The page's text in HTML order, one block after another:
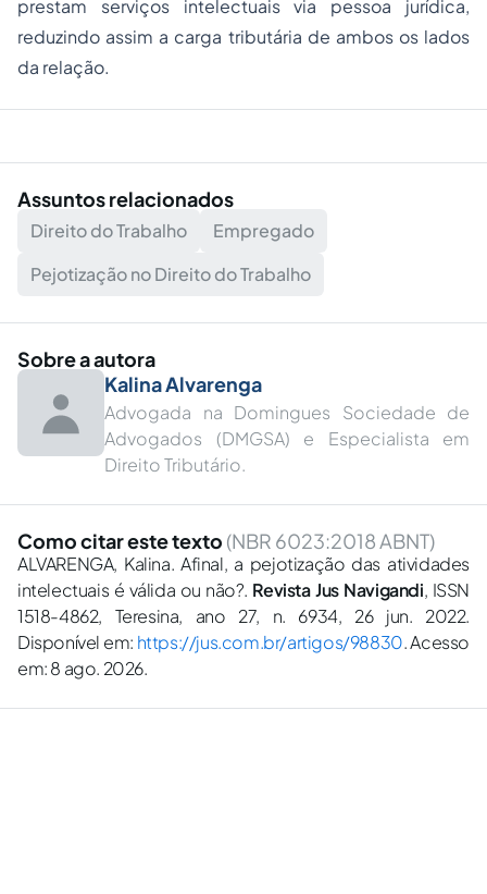
prestam serviços intelectuais via pessoa jurídica,
reduzindo assim a carga tributária de ambos os lados
da relação.
Assuntos relacionados
Direito do Trabalho
Empregado
Pejotização no Direito do Trabalho
Sobre a autora
Kalina Alvarenga
Advogada na Domingues Sociedade de
Advogados (DMGSA) e Especialista em
Direito Tributário.
Como citar este texto (NBR 6023:2018 ABNT)
ALVARENGA, Kalina. Afinal, a pejotização das atividades
intelectuais é válida ou não?. Revista Jus Navigandi, ISSN
1518-4862, Teresina, ano 27, n. 6934, 26 jun. 2022.
Disponível em: https://jus.com.br/artigos/98830. Acesso
em: 8 ago. 2026.